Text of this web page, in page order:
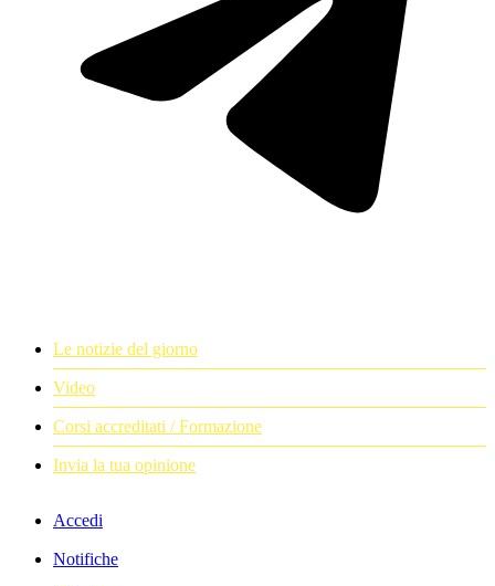
Le notizie del giorno
Video
Corsi accreditati / Formazione
Invia la tua opinione
Accedi
Notifiche